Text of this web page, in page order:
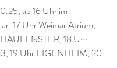
ab 16 Uhr im
17 Uhr Weimar Atrium,
18 Uhr
19 Uhr EIGENHEIM, 20